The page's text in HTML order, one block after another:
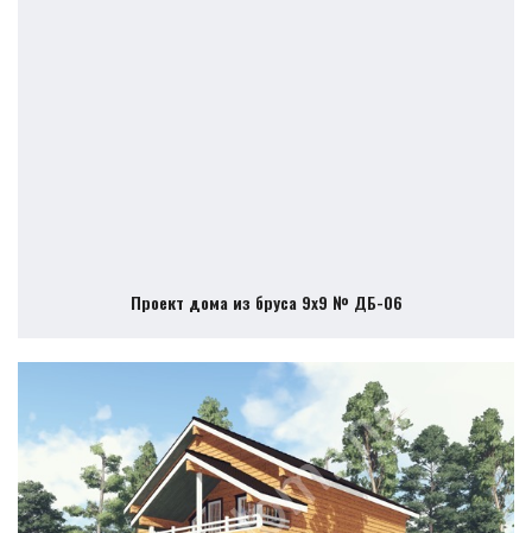
Проект дома из бруса 9х9 № ДБ-06